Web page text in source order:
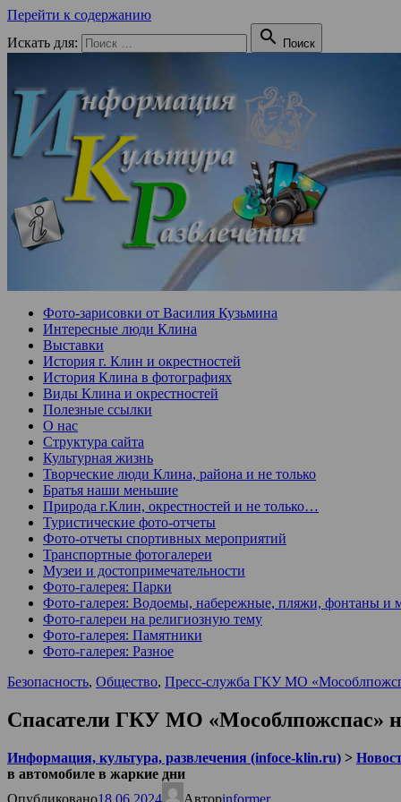
Перейти к содержанию
Искать для:
 Поиск
Фото-зарисовки от Василия Кузьмина
Интересные люди Клина
Выставки
История г. Клин и окрестностей
История Клина в фотографиях
Виды Клина и окрестностей
Полезные ссылки
О нас
Структура сайта
Культурная жизнь
Творческие люди Клина, района и не только
Братья наши меньшие
Природа г.Клин, окрестностей и не только…
Туристические фото-отчеты
Фото-отчеты спортивных мероприятий
Транспортные фотогалереи
Музеи и достопримечательности
Фото-галерея: Парки
Фото-галерея: Водоемы, набережные, пляжи, фонтаны и
Фото-галереи на религиозную тему
Фото-галерея: Памятники
Фото-галерея: Разное
Безопасность, Общество, Пресс-служба ГКУ МО
Спасатели ГКУ МО «Мособлпожспас»
Информация, культура, развлечения (infoce-klin.ru) >
в автомобиле в жаркие дни
Опубликовано18.06.2024 Авторinformer